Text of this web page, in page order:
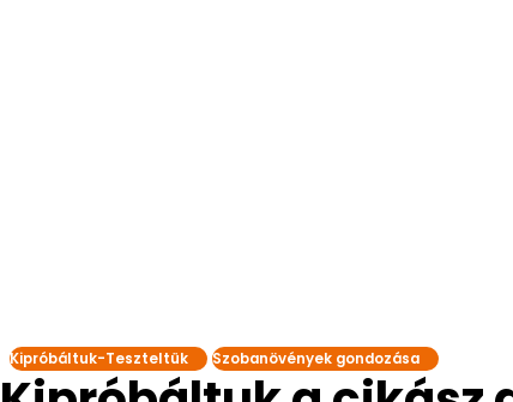
Kipróbáltuk-Teszteltük Szobanövények gondozása